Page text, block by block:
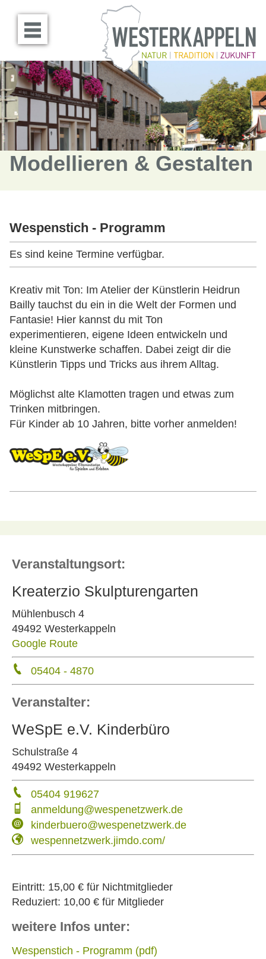
Menü öffnen
Modellieren & Gestalten
Wespenstich - Programm
Es sind keine Termine verfügbar.
Kreativ mit Ton: Im Atelier der Künstlerin Heidrun
Bailly tauchst du ein in die Welt der Formen und
Fantasie! Hier kannst du mit Ton
experimentieren, eigene Ideen entwickeln und
kleine Kunstwerke schaffen. Dabei zeigt dir die
Künstlerin Tipps und Tricks aus ihrem Alltag.
Möglichst alte Klamotten tragen und etwas zum
Trinken mitbringen.
Für Kinder ab 10 Jahren, bitte vorher anmelden!
Veranstaltungsort:
Kreaterzio Skulpturengarten
Mühlenbusch 4
49492 Westerkappeln
Google Route
05404 - 4870
Veranstalter:
WeSpE e.V. Kinderbüro
Schulstraße 4
49492 Westerkappeln
05404 919627
anmeldung@wespenetzwerk.de
kinderbuero@wespenetzwerk.de
wespennetzwerk.jimdo.com/
Eintritt: 15,00 € für Nichtmitglieder
Reduziert: 10,00 € für Mitglieder
weitere Infos unter:
Wespenstich - Programm (pdf)